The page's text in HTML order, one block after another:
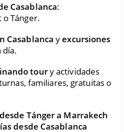
Casablanca:
o Tánger.
Casablanca yexcursiones
día.
toury actividades
familiares, gratuitas o
Tánger a Marrakech
desde Casablanca